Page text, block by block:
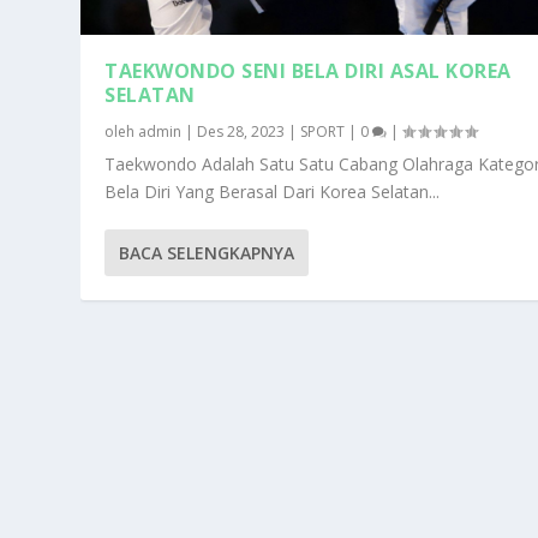
TAEKWONDO SENI BELA DIRI ASAL KOREA
SELATAN
oleh admin | Des 28, 2023 | SPORT | 0 |
Taekwondo Adalah Satu Satu Cabang Olahraga
Bela Diri Yang Berasal Dari Korea Selatan...
BACA SELENGKAPNYA